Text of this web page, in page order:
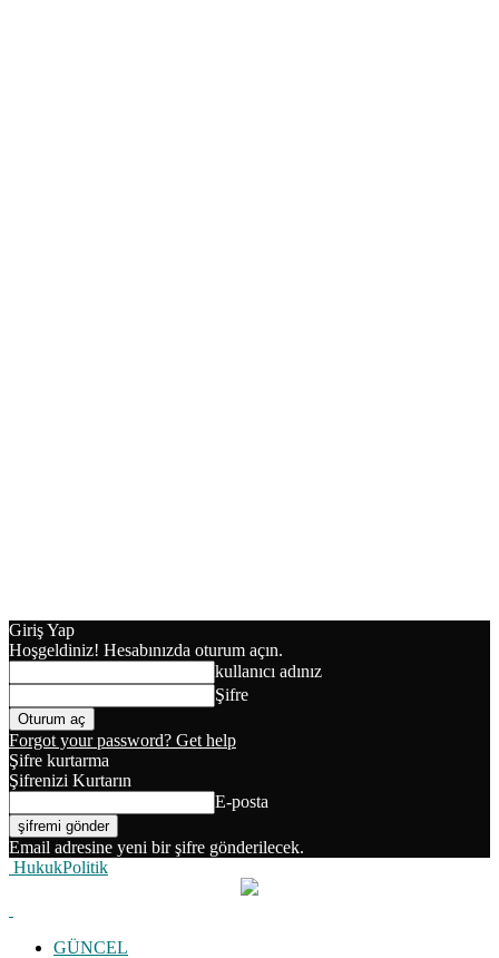
Giriş Yap
Hoşgeldiniz! Hesabınızda oturum açın.
kullanıcı adınız
Şifre
Forgot your password? Get help
Şifre kurtarma
Şifrenizi Kurtarın
E-posta
Email adresine yeni bir şifre gönderilecek.
HukukPolitik
GÜNCEL